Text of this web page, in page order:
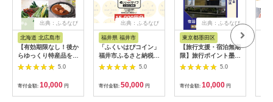
出典：ふるなび
北海道 北広島市
【有効期限なし！後か
らゆっくり特産品を選
べる】北海道北広島市
カタログポイント
5.0
寄付金額: 10,000 円
出典：ふるなび
福井県 福井市
「ふくいはぴコイン」
福井市ふるさと納税ポ
イント【15,000円
分】 [E-198004] / 選
べる金額 デジタル地
域通貨 ホテル 観光 レ
ジャー PAY アプリ オ
5.0
寄付金額: 50,000 円
出典：ふるなび
東京都墨田区
【旅行支援・宿泊無期
限】旅行ポイント墨田
区ふるなびトラベルポ
5.0
寄付金額: 10,000 円